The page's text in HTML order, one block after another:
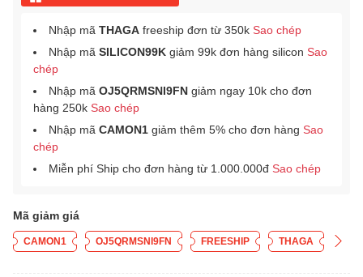
Nhập mã THAGA freeship đơn từ 350k Sao chép
Nhập mã SILICON99K giảm 99k đơn hàng silicon Sao
chép
Nhập mã OJ5QRMSNI9FN giảm ngay 10k cho đơn
hàng 250k Sao chép
Nhập mã CAMON1 giảm thêm 5% cho đơn hàng Sao
chép
Miễn phí Ship cho đơn hàng từ 1.000.000đ Sao chép
Mã giảm giá
CAMON1 OJ5QRMSNI9FN FREESHIP THAGA